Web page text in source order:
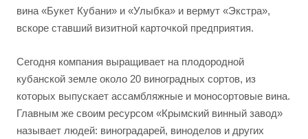
вина «Букет Кубани» и «Улыбка» и вермут «Экстра»,
вскоре ставший визитной карточкой предприятия.
Сегодня компания выращивает на плодородной
кубанской земле около 20 виноградных сортов, из
которых выпускает ассамбляжные и моносортовые вина.
Главным же своим ресурсом «Крымский винный завод»
называет людей: виноградарей, виноделов и других